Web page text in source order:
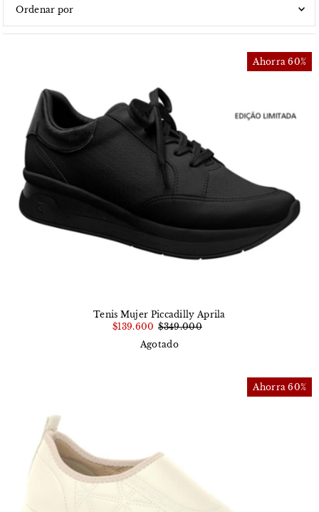
Características
Alfabéticamente, A-Z
Alfabéticamente, Z-A
Precio, menor a mayor
Precio, mayor a menor
Fecha: antiguo(a) a reciente
Fecha: reciente a antiguo(a)
Ahorra 60%
Tenis Mujer Piccadilly Aprila
$139.600 $349.000
Agotado
Ahorra 60%